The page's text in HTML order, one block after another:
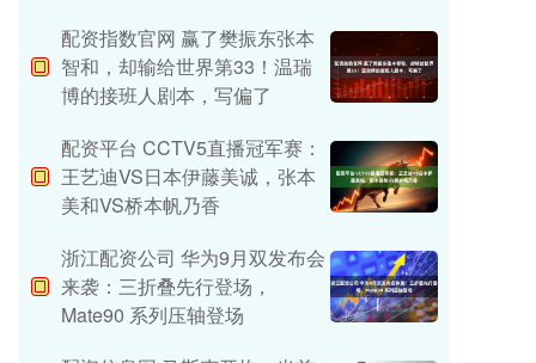
配资指数官网 赢了樊振东张本
智和，却输给世界第33！温瑞
博的接班人剧本，写偏了
配资平台 CCTV5直播冠军赛：
王艺迪VS日本伊藤美诚，张本
美和VS桥本帆乃香
浙江配资公司 华为9月双发布会
来袭：三折叠先行登场，
Mate90 系列压轴登场